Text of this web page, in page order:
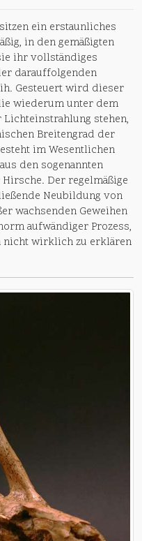
ein erstaunliches
in den gemäßigten
ihr vollständiges
darauffolgenden
Gesteuert wird dieser
wiederum unter dem
stehen,
Breitengrad der
im Wesentlichen
den sogenannten
Der regelmäßige
Neubildung von
wachsenden Geweihen
aufwändiger Prozess,
nicht wirklich zu erklären